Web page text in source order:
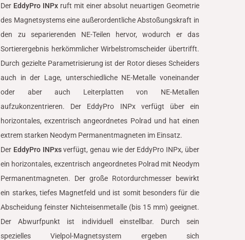
Der EddyPro INPx ruft mit einer absolut neuartigen Geometrie
des Magnetsystems eine außerordentliche Abstoßungskraft in
den zu separierenden NE-Teilen hervor, wodurch er das
Sortierergebnis herkömmlicher Wirbelstromscheider übertrifft.
Durch gezielte Parametrisierung ist der Rotor dieses Scheiders
auch in der Lage, unterschiedliche NE-Metalle voneinander
oder aber auch Leiterplatten von NE-Metallen
aufzukonzentrieren. Der EddyPro INPx verfügt über ein
horizontales, exzentrisch angeordnetes Polrad und hat einen
extrem starken Neodym Permanentmagneten im Einsatz.
Der EddyPro INPxsverfügt, genau wie der EddyPro INPx, über
ein horizontales, exzentrisch angeordnetes Polrad mit Neodym
Permanentmagneten. Der große Rotordurchmesser bewirkt
ein starkes, tiefes Magnetfeld und ist somit besonders für die
Abscheidung feinster Nichteisenmetalle (bis 15 mm) geeignet.
Der Abwurfpunkt ist individuell einstellbar. Durch sein
spezielles Vielpol-Magnetsystem ergeben sich